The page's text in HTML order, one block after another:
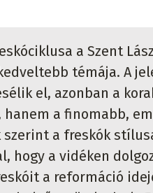
a Szent
témája. A
el, azonban a
a finomabb,
a freskók
hogy a vidéken
a reformáció